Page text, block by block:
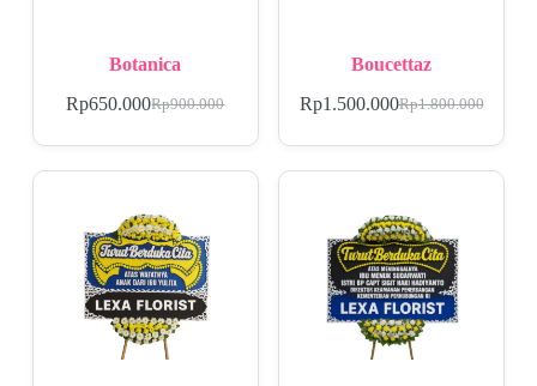
Botanica
Rp900.000
Rp650.000
Boucettaz
Rp1.800.000
Rp1.500.000